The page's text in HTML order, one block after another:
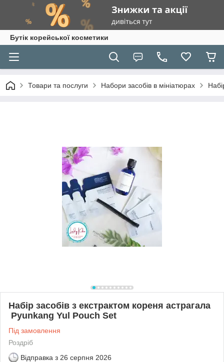
Бутік корейської косметики
Товари та послуги Набори засобів в мініатюрах
Набір засобів з екстрактом кореня астрагала
Pyunkang Yul Pouch Set
Під замовлення
Роздріб
Відправка з 26 серпня 2026